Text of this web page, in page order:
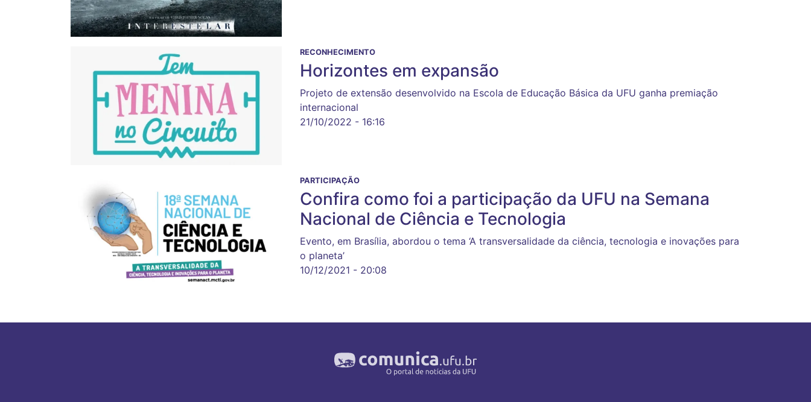
RECONHECIMENTO
Horizontes em expansão
Projeto de extensão desenvolvido na Escola de Educação Básica da UFU ganha premiação
internacional
21/10/2022 - 16:16
PARTICIPAÇÃO
Confira como foi a participação da UFU na Semana
Nacional de Ciência e Tecnologia
Evento, em Brasília, abordou o tema ‘A transversalidade da ciência, tecnologia e inovações para
o planeta’
10/12/2021 - 20:08